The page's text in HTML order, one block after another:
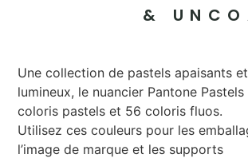
&
Une collection de pastels apaisants
lumineux, le nuancier Pantone
coloris pastels et 56 coloris fluos.
Utilisez ces couleurs pour les
l’image de marque et les supports